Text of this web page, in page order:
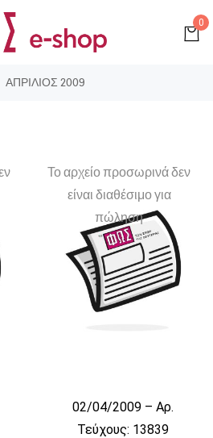
0
ΑΠΡΙΛΙΟΣ 2009
Το αρχείο προσωρινά δεν
είναι διαθέσιμο για
πώληση
02/04/2009 – Αρ.
Τεύχους: 13839